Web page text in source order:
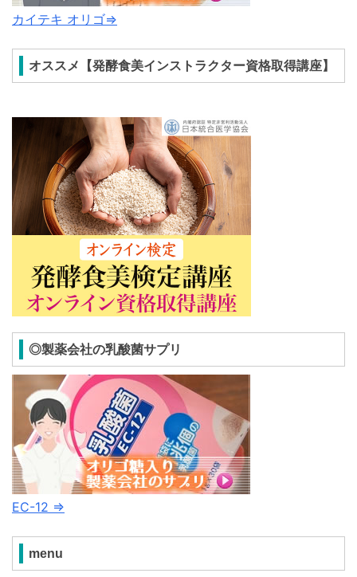
カイテキ オリゴ⇒
オススメ【発酵食美インストラクター資格取得講座】
◎製薬会社の乳酸菌サプリ
EC-12 ⇒
menu